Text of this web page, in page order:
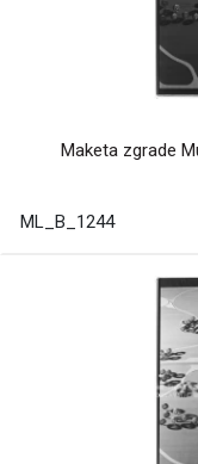
Maketa zgrade
ML_B_1244